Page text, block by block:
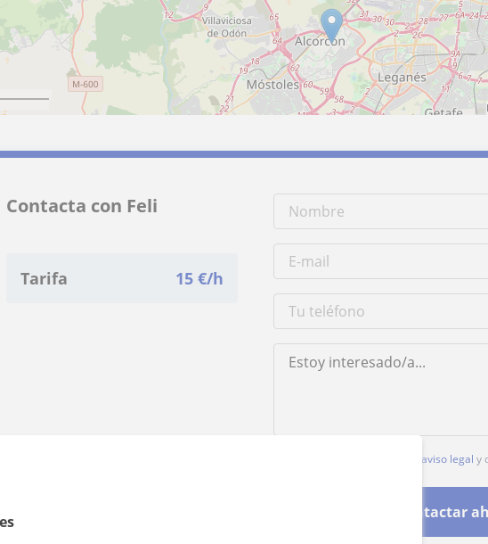
Contacta con Feli
Tarifa 15 €/h
aviso legal y
Contactar